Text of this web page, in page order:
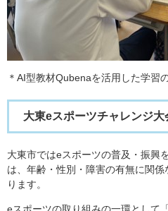
＊AI型教材Qubenaを活用した学習
大東eスポーツチャレンジ大
大東市ではeスポーツの普及・振興
は、年齢・性別・障害の有無に関
ります。